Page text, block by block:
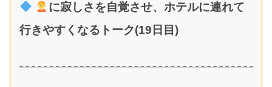
に寂しさを自覚させ、ホテルに連れて
行きやすくなるトーク(19日目)